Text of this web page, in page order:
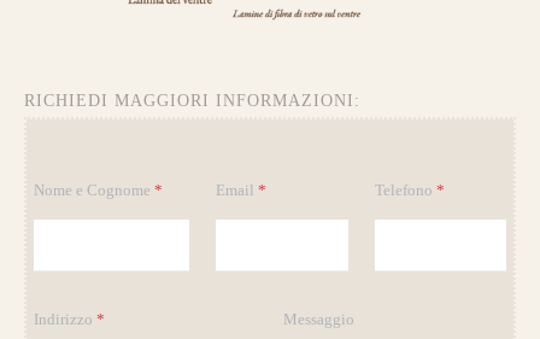
l’estetica risulta più pulita.
realizzati su misura
RICHIEDI MAGGIORI INFORMAZIONI:
Nome e Cognome * Email* Telefono *
Indirizzo * Messaggio